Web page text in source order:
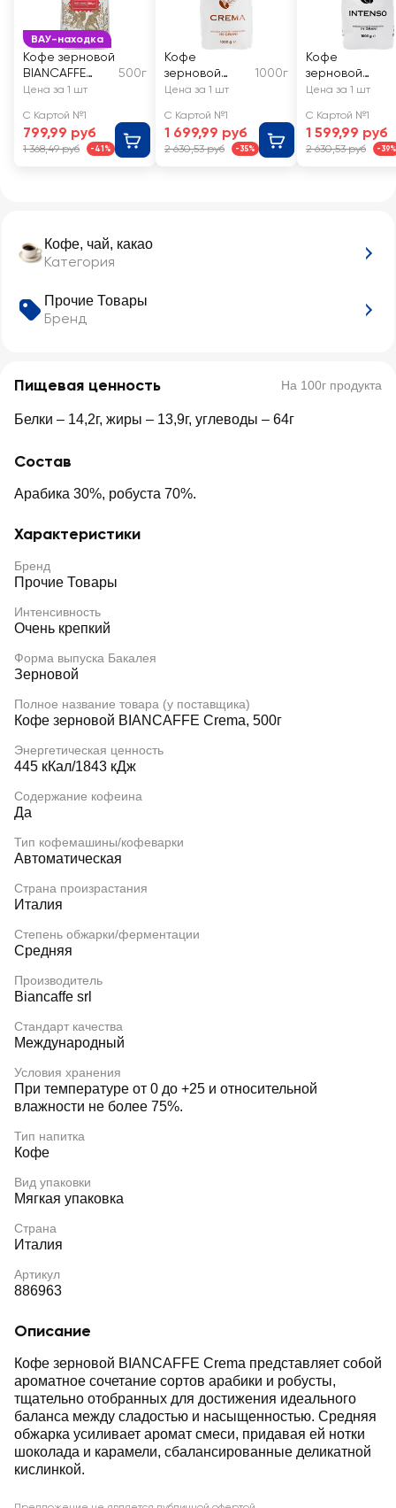
Кофе, чай, какао
Категория
Прочие Товары
Бренд
Пищевая ценность На 100г продукта
Белки – 14,2г, жиры – 13,9г, углеводы – 64г
Состав
Арабика 30%, робуста 70%.
Характеристики
Бренд
Прочие Товары
Интенсивность
Очень крепкий
Форма выпуска Бакалея
Зерновой
Полное название товара (у поставщика)
Кофе зерновой BIANCAFFE Crema, 500г
Энергетическая ценность
445 кКал/1843 кДж
Содержание кофеина
Да
Тип кофемашины/кофеварки
Автоматическая
Страна произрастания
Италия
Степень обжарки/ферментации
Средняя
Производитель
Biancaffe srl
Стандарт качества
Международный
Условия хранения
При температуре от 0 до +25 и относительной
влажности не более 75%.
Тип напитка
Кофе
Вид упаковки
Мягкая упаковка
Страна
Италия
Артикул
886963
Описание
Кофе зерновой BIANCAFFE Crema представляет собой
ароматное сочетание сортов арабики и робусты,
тщательно отобранных для достижения идеального
баланса между сладостью и насыщенностью. Средняя
обжарка усиливает аромат смеси, придавая ей нотки
шоколада и карамели, сбалансированные деликатной
кислинкой.
ВАУ-находка
Кофе зерновой
BIANCAFFE
Intenso
500г
Цена за 1 шт
С Картой №1
799,99 руб
1 368,49 руб -41%
Кофе
зерновой
ROMEO ROSSI
натуральный
жареный
1000г
Цена за 1 шт
С Картой №1
1 699,99 руб
2 630,53 руб -35%
Кофе
зерновой
ROMEO ROSSI
натуральный
жареный
Цена за 1 шт
С Картой №1
1 599,99 руб
2 630,53 руб -39%